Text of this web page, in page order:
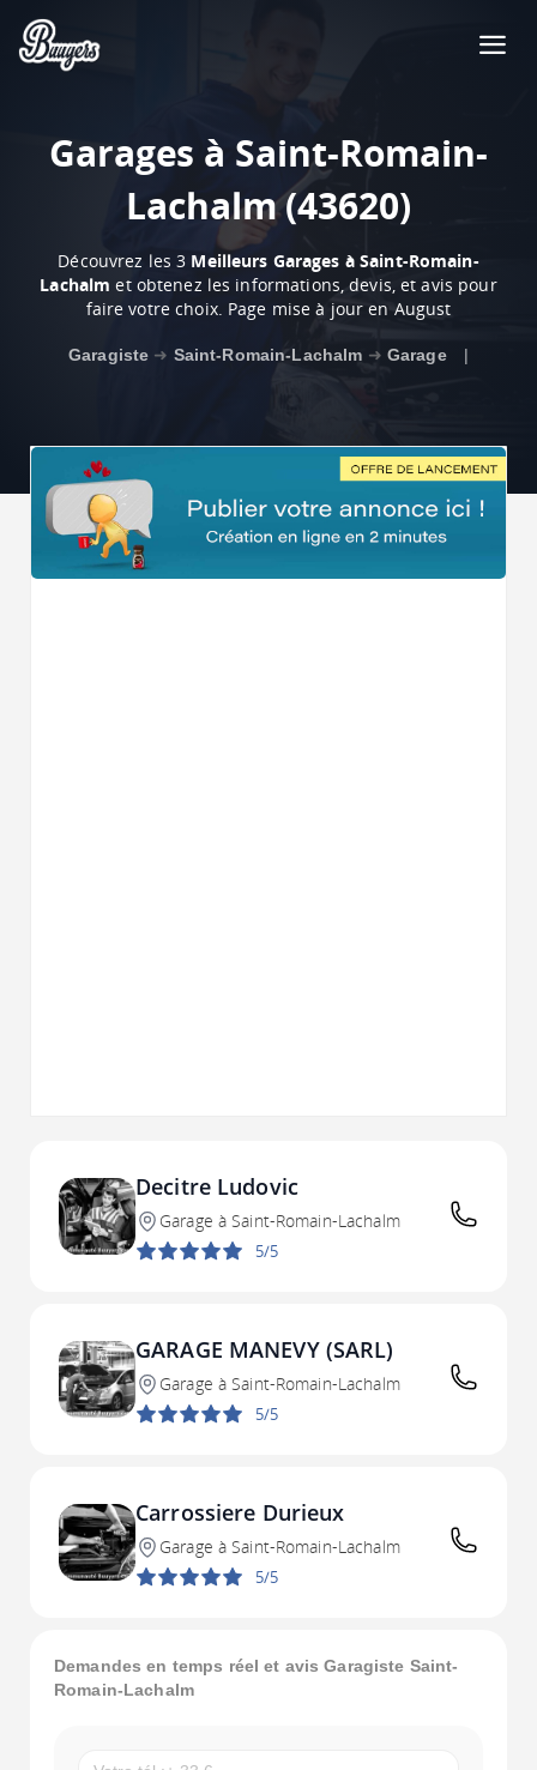
Garages à Saint-Romain-
Lachalm (43620)
Découvrez les 3 Meilleurs Garages à Saint-Romain-
Lachalm et obtenez les informations, devis, et avis pour
faire votre choix. Page mise à jour en August
Garagiste ➜ Saint-Romain-Lachalm ➜ Garage |
Decitre Ludovic
Garage à Saint-Romain-Lachalm
5/5
GARAGE MANEVY (SARL)
Garage à Saint-Romain-Lachalm
5/5
Carrossiere Durieux
Garage à Saint-Romain-Lachalm
5/5
Demandes en temps réel et avis Garagiste Saint-
Romain-Lachalm